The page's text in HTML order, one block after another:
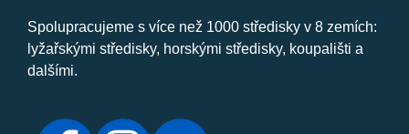
Spolupracujeme s více než 1000 středisky v 8 zemích:
lyžařskými středisky, horskými středisky, koupališti a
dalšími.